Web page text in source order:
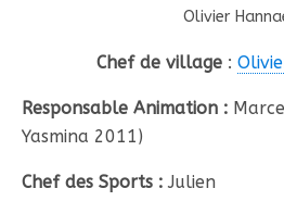
Olivier
Chef de village:
Responsable Animation :
Yasmina 2011)
Chef des Sports : Julien